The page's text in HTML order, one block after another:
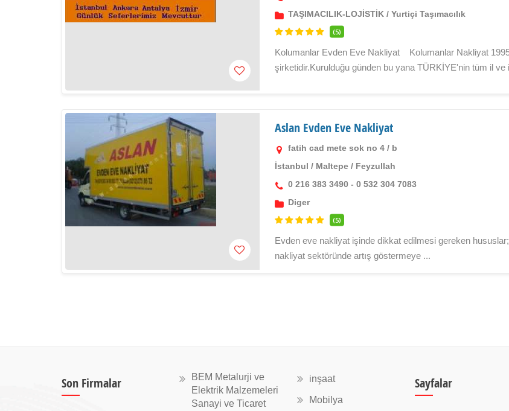
TAŞIMACILIK-LOJİSTİK /Yurtiçi Taşımacılık
(5)
Kolumanlar Evden Eve Nakliyat Kolumanlar Nakliyat
şirketidir.Kurulduğu günden bu yana TÜRKİYE'nin tüm il ve
Aslan Evden Eve Nakliyat
fatih cad mete sok no 4 / b
İstanbul / Maltepe / Feyzullah
0 216 383 3490 - 0 532 304 7083
Diger
(5)
Evden eve nakliyat işinde dikkat edilmesi gereken
nakliyat sektöründe artış göstermeye ...
Son Firmalar
BEM Metalurji ve
Elektrik Malzemeleri
Sanayi ve Ticaret
inşaat
Mobilya
Sayfalar